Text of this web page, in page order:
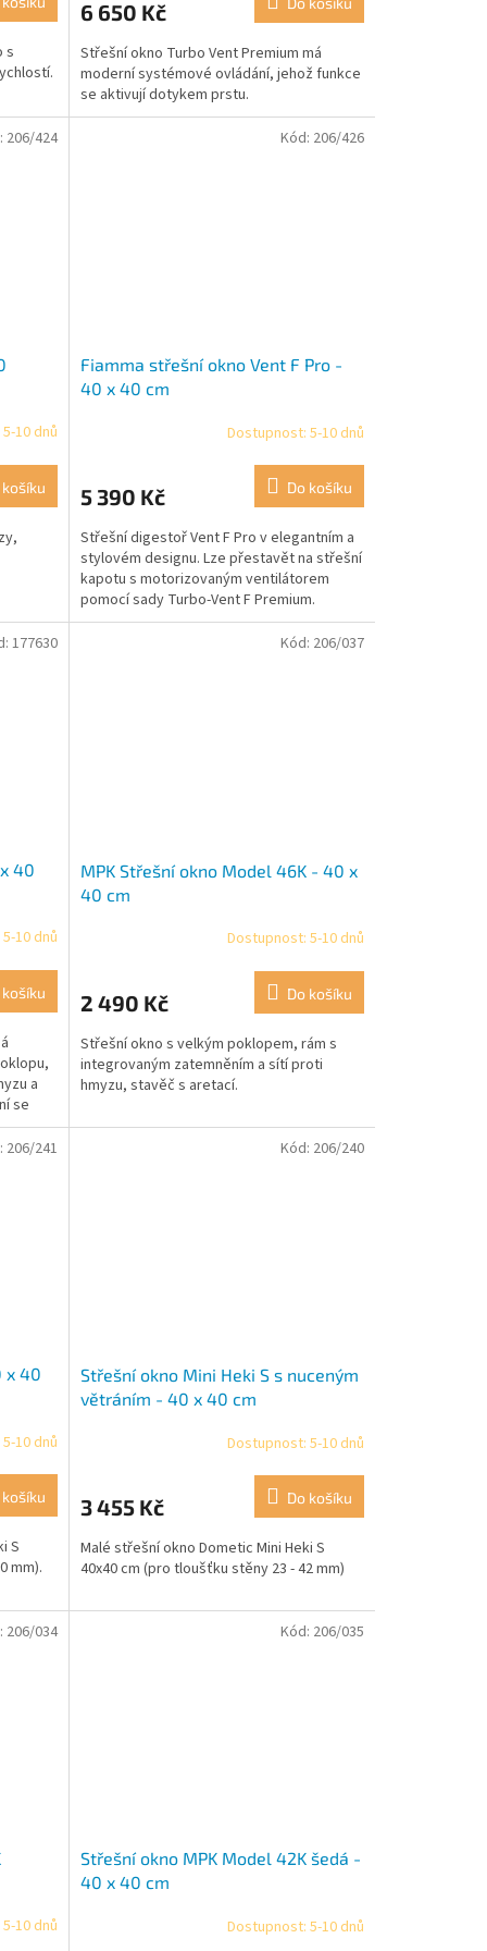
s
6 650 Kč
Střešní okno Turbo Vent Premium má
moderní systémové ovládání, jehož funkce
se aktivují dotykem prstu.
10 dnů
206/424
Fiamma střešní okno Vent F Pro -
40 x 40 cm
Dostupnost: 5-10 dnů
5 390 Kč Do košíku
Střešní digestoř Vent F Pro v elegantním a
stylovém designu. Lze přestavět na střešní
kapotu s motorizovaným ventilátorem
pomocí sady Turbo-Vent F Premium.
Kód: 206/426
40
10 dnů
a
se
177630
MPK Střešní okno Model 46K - 40 x
40 cm
Dostupnost: 5-10 dnů
2 490 Kč Do košíku
Střešní okno s velkým poklopem, rám s
integrovaným zatemněním a sítí proti
hmyzu, stavěč s aretací.
Kód: 206/037
x 40
10 dnů
S
mm).
206/241
Střešní okno Mini Heki S s nuceným
větráním - 40 x 40 cm
Dostupnost: 5-10 dnů
3 455 Kč Do košíku
Malé střešní okno Dometic Mini Heki S
40x40 cm (pro tloušťku stěny 23 - 42 mm)
Kód: 206/240
10 dnů
206/034
Střešní okno MPK Model 42K šedá -
40 x 40 cm
Dostupnost: 5-10 dnů
Kód: 206/035